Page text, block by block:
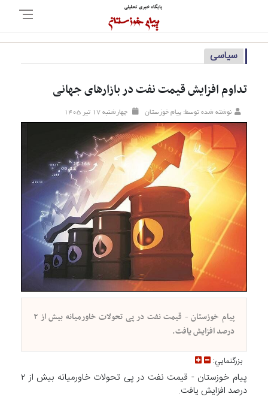
سیاسی
تداوم افزایش قیمت نفت در بازارهای جهانی
نوشته شده توسط: پیام خوزستان چهارشنبه ۱۷ تير ۱۴۰۵
پیام خوزستان - قیمت نفت در پی تحولات خاورمیانه بیش از ۲
درصد افزایش یافت.
بزرگنمايي:
پیام خوزستان - قیمت نفت در پی تحولات خاورمیانه بیش از ۲
درصد افزایش یافت.